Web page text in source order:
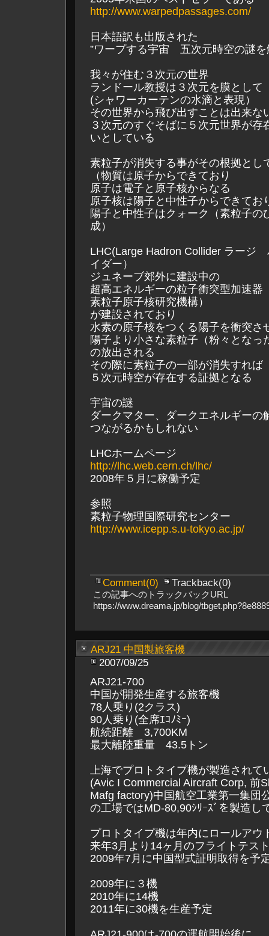
http://www.warpedpassages.com/
日本語訳も出版された
”ワープする宇宙 五次元時空の謎を
我々が住む３次元の世界
ランドール教授は３次元を膜として
(シャワーカーテンの水滴と表現）
その世界から飛び出すことは出来な
３次元のすぐそばに５次元世界が存
いとしている
素粒子が消失する事がその根拠とし
（物質は原子からできており
原子は電子と原子核からなる
原子核は陽子と中性子からできてお
陽子と中性子はクォーク（素粒子の
成）
LHC(Large Hadron Collider ラー
イダー）
ジュネーブ郊外に建設中の
超高エネルギーの粒子衝突型加速器
素粒子原子核研究機構）
が建設されており
水素の原子核をつくる陽子を衝突さ
陽子より小さな素粒子（粉々となっ
の放出される
その際に素粒子の一部が消失すれば
５次元時空が存在する証拠となる
宇宙の謎
ダークマター、ダークエネルギーの
つながるかもしれない
LHCホームページ
http://lhc.web.cern.ch/lhc/
2008年５月に稼働予定
参照
素粒子物理国際研究センター
http://www.icepp.s.u-tokyo.ac.jp/
Comment(0) Trackback(0)
この記事へのトラックバックURL
https://www.dreama.jp/blog/
ARJ21 中国製旅客機
2007/09/25
ARJ21-700
中国が開発生産する旅客機
78人乗り(2クラス)
90人乗り(全席ｴｺﾉﾐｰ)
航続距離 3,700KM
最大離陸重量 43.5トン
上海でプロトタイプ機が製造されて
(Avic I Commercial Aircraft Corp, 前
Mafg factory)中国航空工業第一集団
の工場ではMD-80,90ｼﾘｰｽﾞを製造し
プロトタイプ機は年内にロールアウ
来年3月より14ヶ月のフライトテス
2009年7月に中国型式証明取得を予
2009年に３機
2010年に14機
2011年に30機を生産予定